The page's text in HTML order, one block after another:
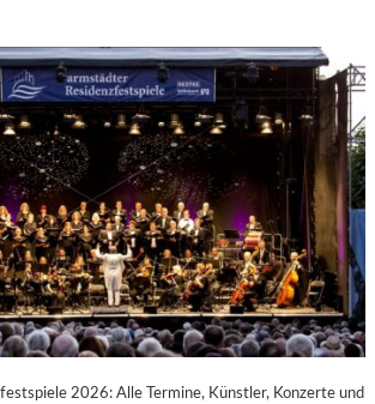
2026: Alle Termine, Künstler, Konzerte und